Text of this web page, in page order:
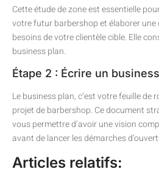
Cette étude de zone est essentielle
votre futur barbershop et élaborer une
besoins de votre clientèle cible. Elle
business plan.
Étape 2 : Écrire un
Le business plan, c’est votre feuille
projet de barbershop. Ce document
vous permettre d’avoir une vision
avant de lancer les démarches
Articles relatifs: